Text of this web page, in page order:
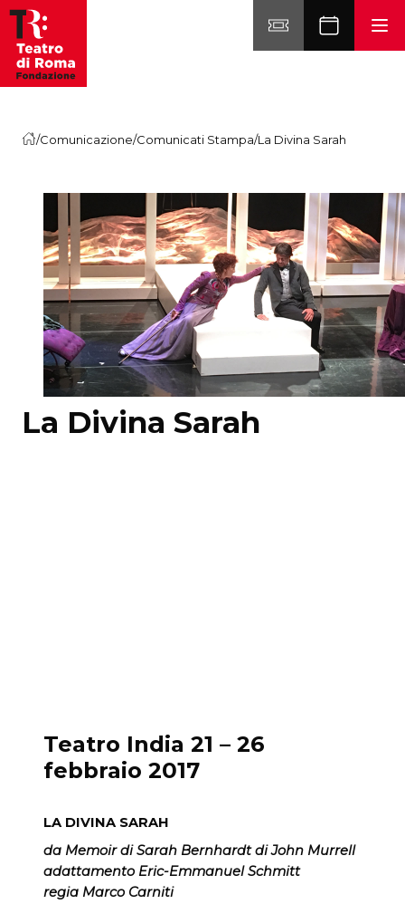
Vai al contenuto
/Comunicazione/Comunicati Stampa/La Divina Sarah
La Divina Sarah
Teatro India 21 – 26
febbraio 2017
LA DIVINA SARAH
da Memoir di Sarah Bernhardt di John Murrell
adattamento Eric-Emmanuel Schmitt
regia Marco Carniti